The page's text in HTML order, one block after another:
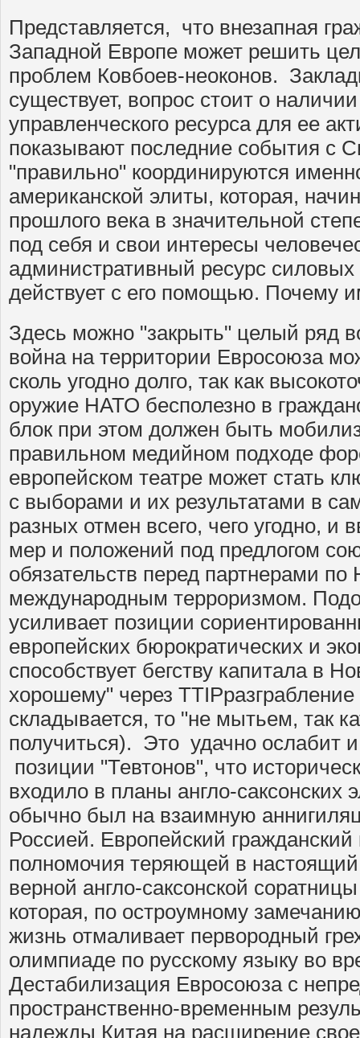
Представляется, что внезапная
Западной Европе может решить
проблем Ковбоев-неоконов.
существует, вопрос стоит о наличии
управленческого ресурса для ее
показывают последние события с
"правильно" координируются
американской элиты, которая,
прошлого века в значительной
под себя и свои интересы
административный ресурс
действует с его помощью. Почему
Здесь можно "закрыть" целый ряд
война на территории Евросоюза
сколь угодно долго, так как
оружие НАТО бесполезно в
блок при этом должен быть
правильном медийном подходе
европейском театре может стать
с выборами и их результатами в
разных отмен всего, чего угодно, и
мер и положений под предлогом
обязательств перед партнерами
международным терроризмом.
усиливает позиции
европейских бюрократических и
способствует бегству капитала в
хорошему" через
складывается, то "не мытьем, так
получиться). Это удачно ослабит
позиции "Тевтонов", что
входило в планы англо-саксонских
обычно был на взаимную
Россией. Европейский
полномочия теряющей в
верной англо-саксонской
которая, по остроумному
жизнь отмаливает первородный
олимпиаде по русскому языку во
Дестабилизация Евросоюза с
пространственно-временным
надежды Китая на расширение